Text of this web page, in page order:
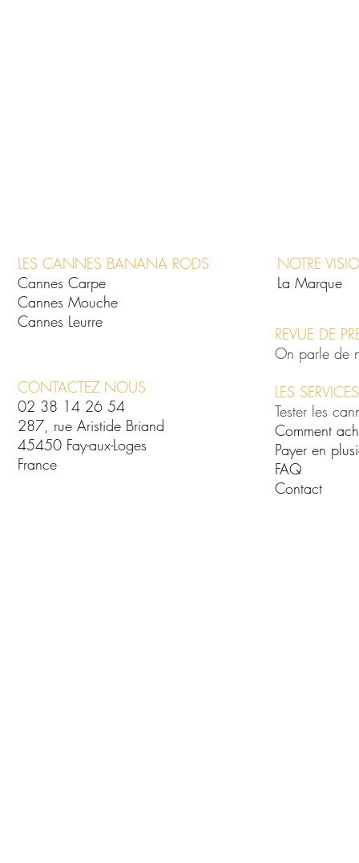
LES CANNES BANANA RODS
Cannes Carpe
Cannes Mouche
Cannes Leurre
CONTACTEZ NOUS
02 38 14 26 54
287, rue Aristide Briand
45450 Fay-aux-Loges
France
NOTRE
La Marque
REVUE DE
On parle de
LES SERVICES
Tester les
Comment
Payer en
FAQ
Contact